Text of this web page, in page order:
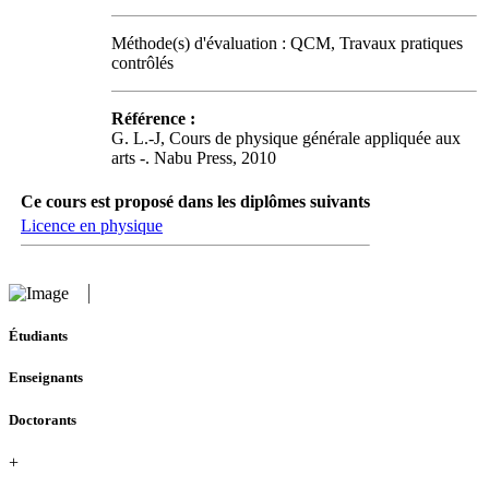
Méthode(s) d'évaluation : QCM, Travaux pratiques
contrôlés
Référence :
G. L.-J, Cours de physique générale appliquée aux
arts -. Nabu Press, 2010
Ce cours est proposé dans les diplômes suivants
Licence en physique
Étudiants
Enseignants
Doctorants
+